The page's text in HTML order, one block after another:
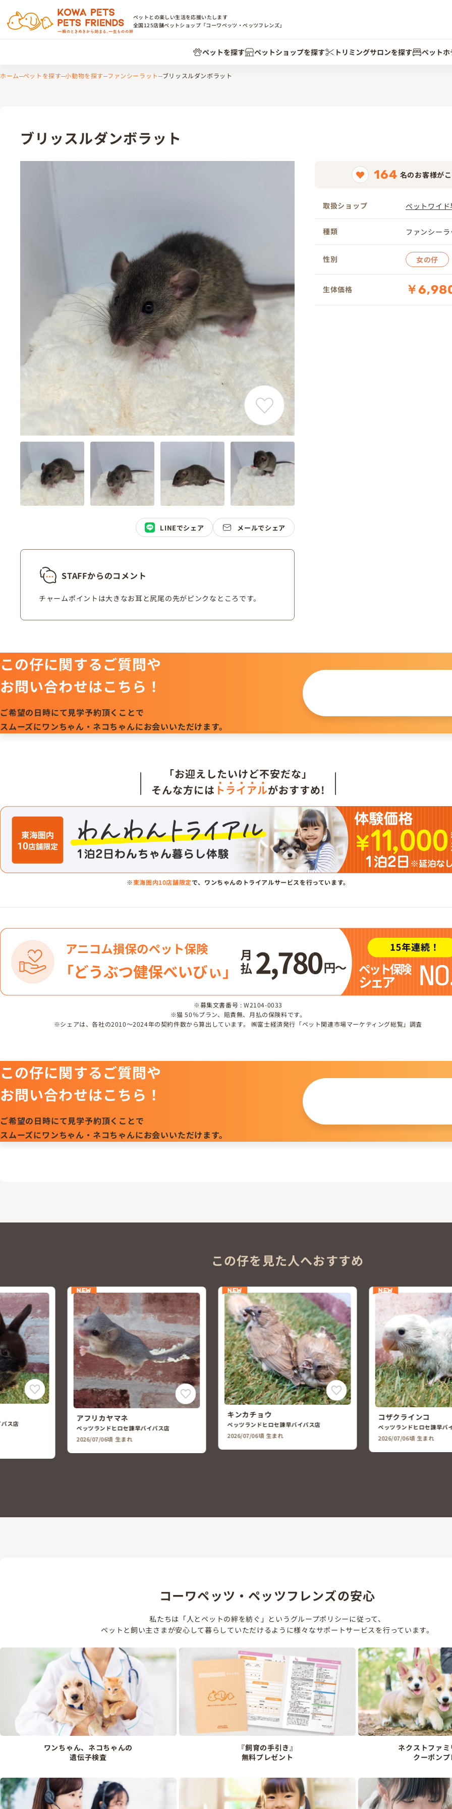
ペットとの楽しい生活を応援いたします
全国125店舗ペットショップ「コーワペッツ・ペッツフレンズ」
ペットを探す ペットショップを探す トリミングサロンを探す ペット
ホーム ペットを探す 小動物を探す ファンシーラット ブリッスルダンボラット
ブリッスルダンボラット
164 名のお客様が
取扱ショップ ペットワイ
種類 ファンシー
性別 女の仔
生体価格 ￥
STAFFからのコメント
チャームポイントは大きなお耳と尻尾の先がピンクなところです。
LINEでシェア メールでシェア
この仔に関するご質問や
お問い合わせはこちら！
ご希望の日時にて見学予約頂くことで
スムーズにワンちゃん・ネコちゃんにお会いいただけます。
「お迎えしたいけど不安だな」
そんな方には トライアルがおすすめ!
※東海圏内10店舗限定で、ワンちゃんのトライアルサービスを行っています。
※募集文書番号 : W2104-0033
※猫 50％プラン、賠責無、月払の保険料です。
※シェアは、各社の2010～2024年の契約件数から算出しています。 ㈱富士経済発行「ペット関連市場マーケティング総覧」調査
この仔に関するご質問や
お問い合わせはこちら！
ご希望の日時にて見学予約頂くことで
スムーズにワンちゃん・ネコちゃんにお会いいただけます。
この仔を見た人へおすすめ
ス店
NEW
キンカチョウ
ペッツランドヒロセ諫早バイパス店
2026/07/06頃 生まれ
NEW
コザクラインコ
ペッツランドヒロセ諫早バイパス店
2026/07/06頃 生まれ
NEW
ニューヨークフェレ
コーワペッツ・ペッツフレンズの安心
私たちは「人とペットの絆を紡ぐ」というグループポリシーに従って、
ペットと飼い主さまが安心して暮らしていただけるように様々なサポートサービスを行っています。
ワンちゃん、ネコちゃんの
遺伝子検査
『飼育の手引き』
無料プレゼント
ネクストファ
クーポン